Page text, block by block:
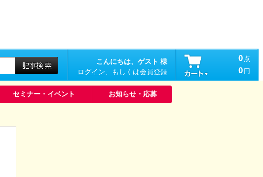
こんにちは、ゲスト 様
ログイン 、もしくは会員登録
0 点
0 円
セミナー・イベント お知らせ・応募